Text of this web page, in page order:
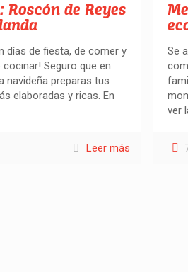
Roscón de Reyes
días de fiesta, de comer y
cocinar! Seguro que en
navideña preparas tus
elaboradas y ricas. En
Leer más
Se
ver